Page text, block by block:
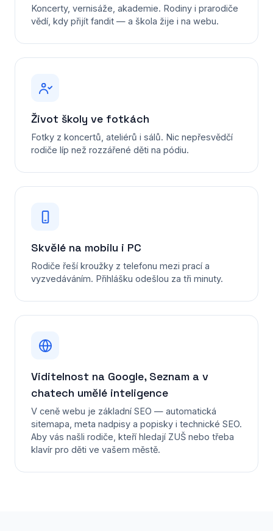
Koncerty, vernisáže, akademie. Rodiny i prarodiče
vědí, kdy přijít fandit — a škola žije i na webu.
Život školy ve fotkách
Fotky z koncertů, ateliérů i sálů. Nic nepřesvědčí
rodiče líp než rozzářené děti na pódiu.
Skvělé na mobilu i PC
Rodiče řeší kroužky z telefonu mezi prací a
vyzvedáváním. Přihlášku odešlou za tři minuty.
Viditelnost na Google, Seznam a v
chatech umělé inteligence
V ceně webu je základní SEO — automatická
sitemapa, meta nadpisy a popisky i technické SEO.
Aby vás našli rodiče, kteří hledají ZUŠ nebo třeba
klavír pro děti ve vašem městě.